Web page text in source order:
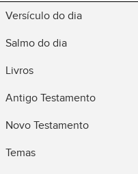
Versículo do dia
Salmo do dia
Livros
Antigo Testamento
Novo Testamento
Temas